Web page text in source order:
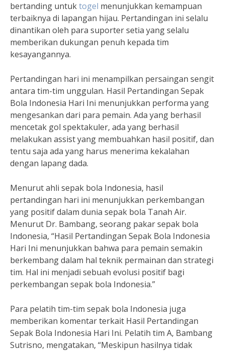
bertanding untuktogel menunjukkan kemampuan
terbaiknya di lapangan hijau. Pertandingan ini selalu
dinantikan oleh para suporter setia yang selalu
memberikan dukungan penuh kepada tim
kesayangannya.
Pertandingan hari ini menampilkan persaingan sengit
antara tim-tim unggulan. Hasil Pertandingan Sepak
Bola Indonesia Hari Ini menunjukkan performa yang
mengesankan dari para pemain. Ada yang berhasil
mencetak gol spektakuler, ada yang berhasil
melakukan assist yang membuahkan hasil positif, dan
tentu saja ada yang harus menerima kekalahan
dengan lapang dada.
Menurut ahli sepak bola Indonesia, hasil
pertandingan hari ini menunjukkan perkembangan
yang positif dalam dunia sepak bola Tanah Air.
Menurut Dr. Bambang, seorang pakar sepak bola
Indonesia, “Hasil Pertandingan Sepak Bola Indonesia
Hari Ini menunjukkan bahwa para pemain semakin
berkembang dalam hal teknik permainan dan strategi
tim. Hal ini menjadi sebuah evolusi positif bagi
perkembangan sepak bola Indonesia.”
Para pelatih tim-tim sepak bola Indonesia juga
memberikan komentar terkait Hasil Pertandingan
Sepak Bola Indonesia Hari Ini. Pelatih tim A, Bambang
Sutrisno, mengatakan, “Meskipun hasilnya tidak